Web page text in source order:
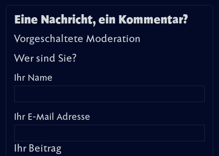
Eine Nachricht, ein Kommentar?
Vorgeschaltete Moderation
Wer sind Sie?
Ihr Name
Ihr E-Mail Adresse
Ihr Beitrag